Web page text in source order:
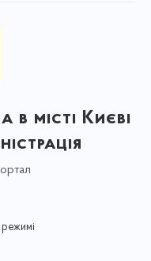
в місті Києві